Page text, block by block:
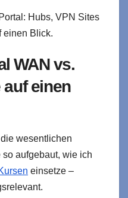
Hubs, VPN Sites
einen Blick.
WAN vs.
auf einen
wesentlichen
aufgebaut, wie ich
einsetze –